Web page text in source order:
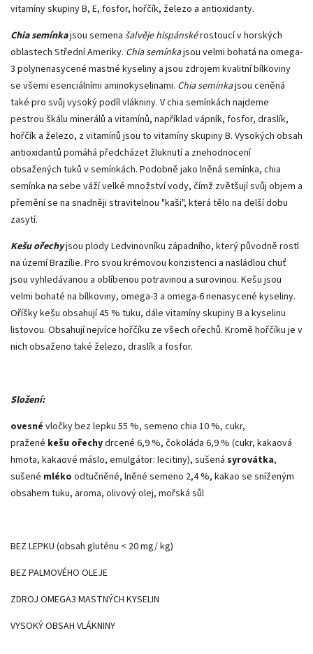
vitamíny skupiny B, E, fosfor, hořčík, železo a antioxidanty.
Chia semínkajsou semena šalvěje hispánskérostoucí v horských
oblastech Střední Ameriky. Chia semínkajsou velmi bohatá na omega-
3 polynenasycené mastné kyseliny a jsou zdrojem kvalitní bílkoviny
se všemi esenciálními aminokyselinami. Chia semínkajsou ceněná
také pro svůj vysoký podíl vlákniny. V chia semínkách najdeme
pestrou škálu minerálů a vitamínů, například vápník, fosfor, draslík,
hořčík a železo, z vitamínů jsou to vitamíny skupiny B. Vysokých obsah
antioxidantů pomáhá předcházet žluknutí a znehodnocení
obsažených tuků v semínkách. Podobně jako lněná semínka, chia
semínka na sebe váží velké množství vody, čímž zvětšují svůj objem a
přemění se na snadněji stravitelnou "kaši", která tělo na delší dobu
zasytí.
Kešu ořechyjsou plody Ledvinovníku západního, který původně rostl
na území Brazílie. Pro svou krémovou konzistenci a nasládlou chuť
jsou vyhledávanou a oblíbenou potravinou a surovinou. Kešu jsou
velmi bohaté na bílkoviny, omega-3 a omega-6 nenasycené kyseliny.
Oříšky kešu obsahují 45 % tuku, dále vitamíny skupiny B a kyselinu
listovou. Obsahují nejvíce hořčíku ze všech ořechů. Kromě hořčíku je v
nich obsaženo také železo, draslík a fosfor.
Složení:
ovesné vločky bez lepku 55 %, semeno chia 10 %, cukr,
pražené kešu ořechydrcené 6,9 %, čokoláda 6,9 % (cukr, kakaová
hmota, kakaové máslo, emulgátor: lecitiny), sušená syrovátka,
sušené mléko odtučněné, lněné semeno 2,4 %, kakao se sníženým
obsahem tuku, aroma, olivový olej, mořská sůl
BEZ LEPKU (obsah gluténu < 20 mg/ kg)
BEZ PALMOVÉHO OLEJE
ZDROJ OMEGA3 MASTNÝCH KYSELIN
VYSOKÝ OBSAH VLÁKNINY